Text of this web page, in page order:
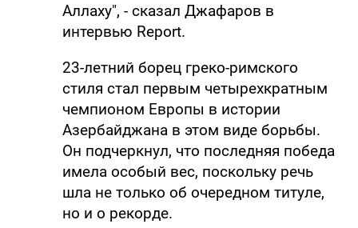
Аллаху", - сказал Джафаров в
интервью Report.
23-летний борец греко-римского
стиля стал первым четырехкратным
чемпионом Европы в истории
Азербайджана в этом виде борьбы.
Он подчеркнул, что последняя победа
имела особый вес, поскольку речь
шла не только об очередном титуле,
но и о рекорде.